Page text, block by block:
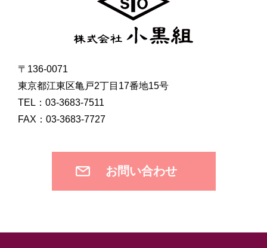
〒136-0071
東京都江東区亀戸2丁目17番地15号
TEL：03-3683-7511
FAX：03-3683-7727
お問い合わせ